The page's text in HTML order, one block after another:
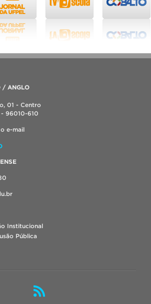
/ ANGLO
01 - Centro
- 96010-610
e-mail
Institucional
Pública